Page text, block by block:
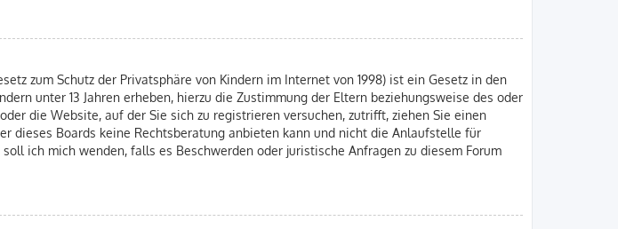
zum Schutz der Privatsphäre von Kindern im Internet von 1998) ist ein Gesetz in den
unter 13 Jahren erheben, hierzu die Zustimmung der Eltern beziehungsweise des oder
die Website, auf der Sie sich zu registrieren versuchen, zutrifft, ziehen Sie einen
dieses Boards keine Rechtsberatung anbieten kann und nicht die Anlaufstelle für
ich mich wenden, falls es Beschwerden oder juristische Anfragen zu diesem Forum